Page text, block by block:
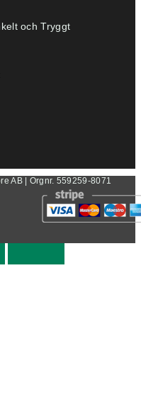
och Tryggt
AB | Orgnr. 559259-8071